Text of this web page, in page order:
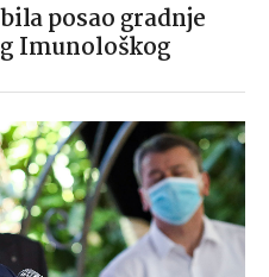
posao gradnje
Imunološkog